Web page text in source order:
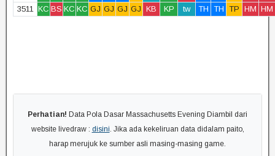
3511 KC BS KC KC GJ GJ GJ GJ KB KP tw TH TH TP HM HM
Perhatian! Data Pola Dasar Massachusetts Evening Diambil dari
website livedraw : disini. Jika ada kekeliruan data didalam paito,
harap merujuk ke sumber asli masing-masing game.